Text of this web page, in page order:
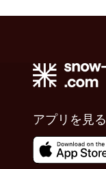
アプリを見る